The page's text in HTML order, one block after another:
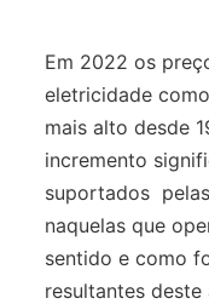
Em 2022 os
eletricidade
mais alto desde
incremento
suportados
naquelas que
sentido e como
resultantes